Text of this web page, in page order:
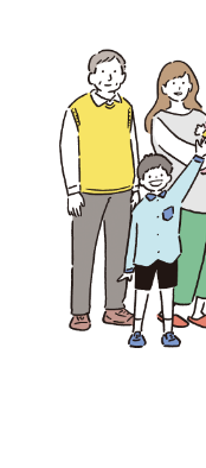
検診・検査
出産・子ども
病院の機能と役割